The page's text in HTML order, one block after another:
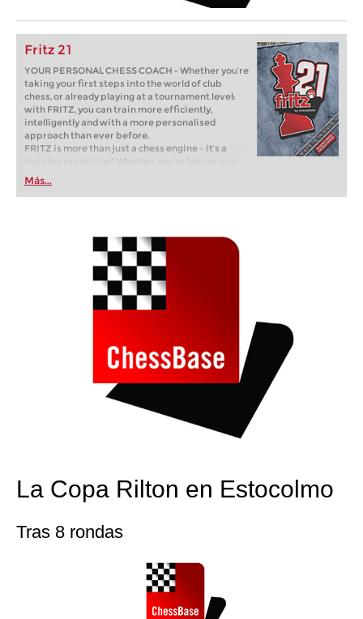
Fritz 21
YOUR PERSONAL CHESS COACH - Whether you’re
taking your first steps into the world of club
chess, or already playing at a tournament level:
with FRITZ, you can train more efficiently,
intelligently and with a more personalised
approach than ever before.
FRITZ is more than just a chess engine – it’s a
training revolution! Whether you’re taking your
first steps into the world of club chess, or already
playing at a tournament level: with FRITZ, you can
train more efficiently, intelligently and with a
Más...
La Copa Rilton en Estocolmo
Tras 8 rondas